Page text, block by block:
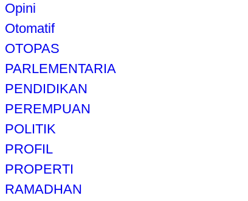
Opini
Otomatif
OTOPAS
PARLEMENTARIA
PENDIDIKAN
PEREMPUAN
POLITIK
PROFIL
PROPERTI
RAMADHAN